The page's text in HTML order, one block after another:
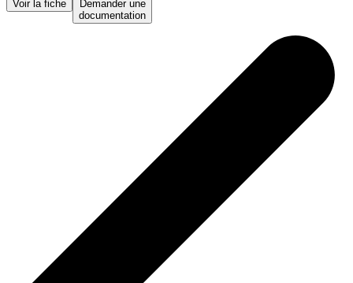
Voir la fiche
Demander une
documentation